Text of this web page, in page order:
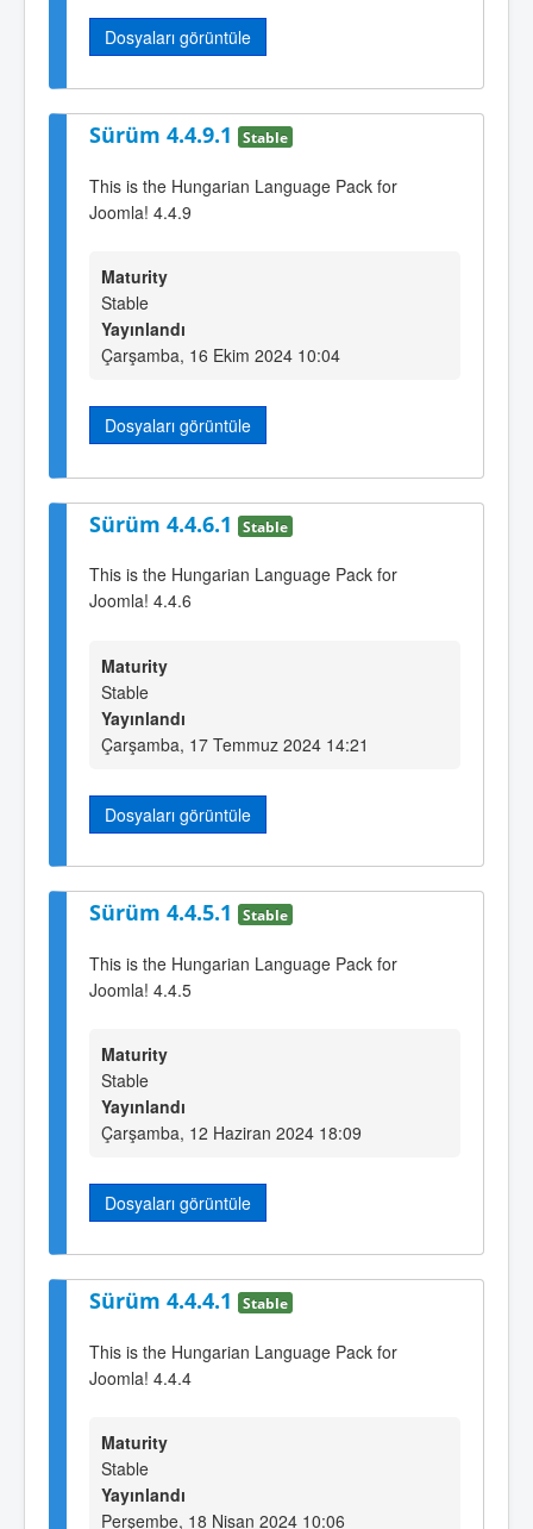
Dosyaları görüntüle
Sürüm 4.4.9.1 Stable
This is the Hungarian Language Pack for
Joomla! 4.4.9
Maturity
Stable
Yayınlandı
Çarşamba, 16 Ekim 2024 10:04
Dosyaları görüntüle
Sürüm 4.4.6.1 Stable
This is the Hungarian Language Pack for
Joomla! 4.4.6
Maturity
Stable
Yayınlandı
Çarşamba, 17 Temmuz 2024 14:21
Dosyaları görüntüle
Sürüm 4.4.5.1 Stable
This is the Hungarian Language Pack for
Joomla! 4.4.5
Maturity
Stable
Yayınlandı
Çarşamba, 12 Haziran 2024 18:09
Dosyaları görüntüle
Sürüm 4.4.4.1 Stable
This is the Hungarian Language Pack for
Joomla! 4.4.4
Maturity
Stable
Yayınlandı
Perşembe, 18 Nisan 2024 10:06